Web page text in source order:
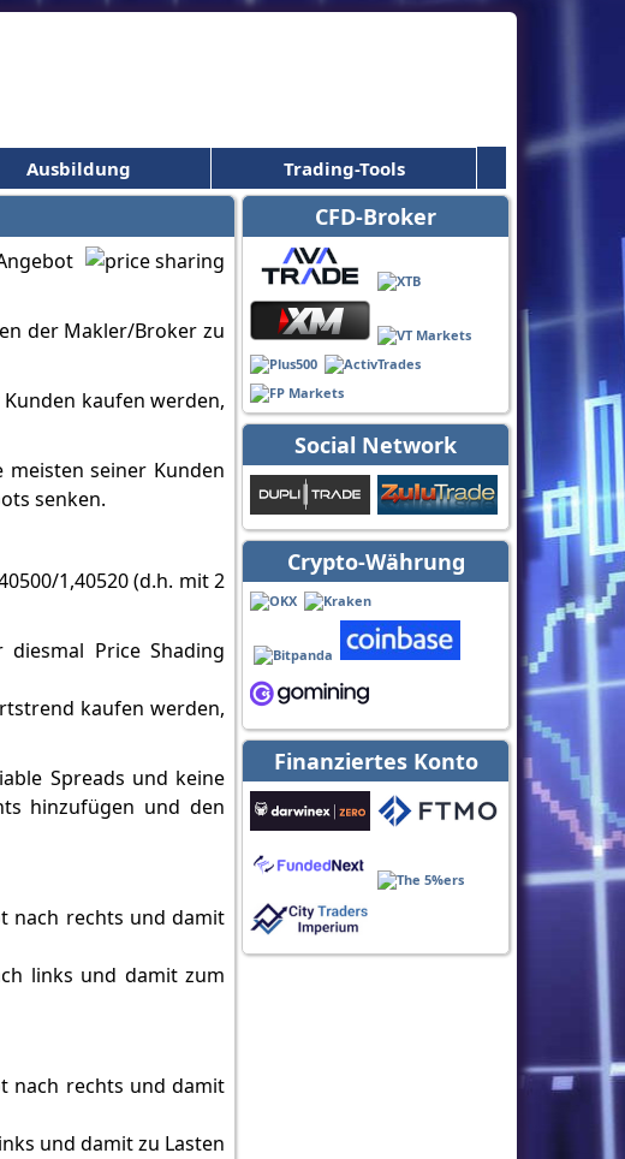
Ausbildung Trading-Tools
CFD-Broker
Social Network
Crypto-Währung
Finanziertes Konto
der Makler/Broker zu
kaufen werden,
seiner Kunden
senken.
1,40520 (d.h. mit 2
Price Shading
kaufen werden,
Spreads und keine
hinzufügen und den
nach rechts und damit
links und damit zum
nach rechts und damit
und damit zu Lasten